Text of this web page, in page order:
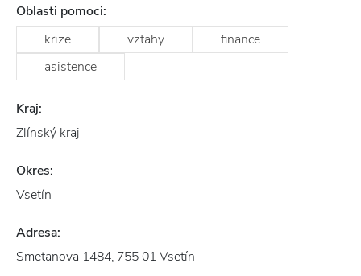
Oblasti pomoci:
krize
vztahy
finance
asistence
Kraj:
Zlínský kraj
Okres:
Vsetín
Adresa:
Smetanova 1484, 755 01 Vsetín